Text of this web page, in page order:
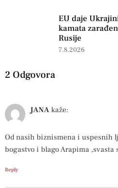
EU daje
kamata
Rusije
7.8.2026
2 Odgovora
JANA kaže:
Od nasih biznismena i uspesnih
bogastvo i blago Arapima ,svasta
Reply